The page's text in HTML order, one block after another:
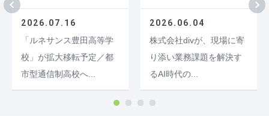
2026.07.16
「ルネサンス豊田高等学
校」が拡大移転予定／都
市型通信制高校へ...
2026.06.04
株式会社divが、現場に寄
り添い業務課題を解決す
るAI時代の...